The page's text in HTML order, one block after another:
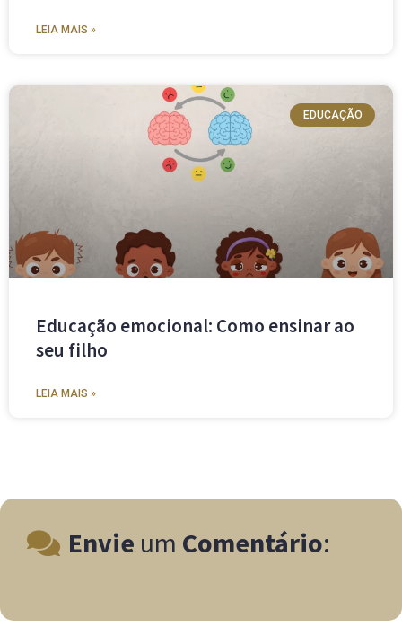
LEIA MAIS »
EDUCAÇÃO
Educação emocional: Como ensinar ao
seu filho
LEIA MAIS »
Envie um Comentário: